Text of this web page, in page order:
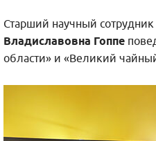
Старший научный сотрудник
Владиславовна Гоппе
области» и «Великий